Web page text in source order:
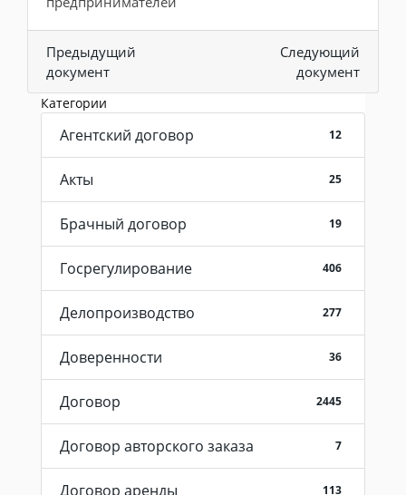
Предыдущий
документ
Следующий
документ
Категории
Агентский договор 12
Акты 25
Брачный договор 19
Госрегулирование 406
Делопроизводство 277
Доверенности 36
Договор 2445
Договор авторского заказа 7
Договор аренды 113